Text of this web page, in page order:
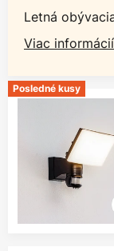
Letná
Viac informácií
Posledné kusy